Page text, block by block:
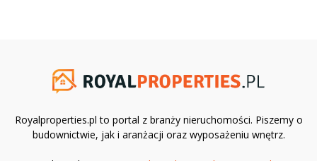
Royalproperties.pl to portal z branży nieruchomości. Piszemy o
budownictwie, jak i aranżacji oraz wyposażeniu wnętrz.